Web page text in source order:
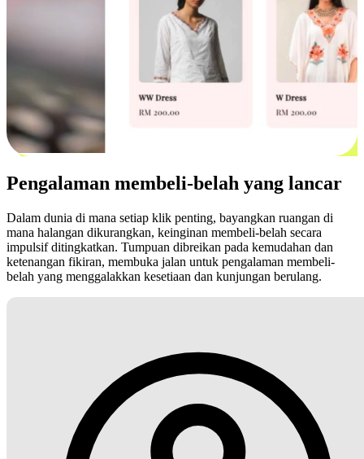
Pengalaman membeli-belah yang lancar
Dalam dunia di mana setiap klik penting, bayangkan ruangan di
mana halangan dikurangkan, keinginan membeli-belah secara
impulsif ditingkatkan. Tumpuan dibreikan pada kemudahan dan
ketenangan fikiran, membuka jalan untuk pengalaman membeli-
belah yang menggalakkan kesetiaan dan kunjungan berulang.